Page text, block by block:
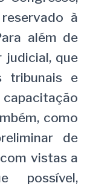
à
além de
judicial, que
tribunais e
como
de
vistas a
possível,